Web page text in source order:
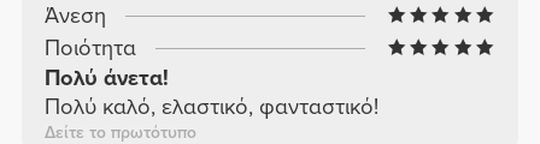
Άνεση
Ποιότητα
Πολύ άνετα!
Πολύ καλό, ελαστικό, φανταστικό!
Δείτε το πρωτότυπο